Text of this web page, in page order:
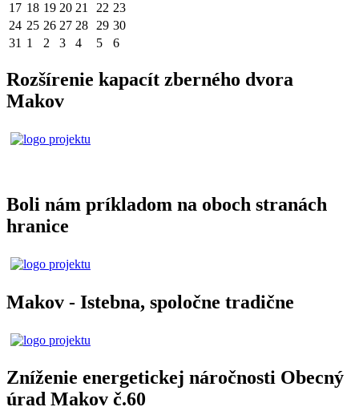
17 18 19 20 21 22 23
24 25 26 27 28 29 30
31 1 2 3 4 5 6
Rozšírenie kapacít zberného dvora
Makov
Boli nám príkladom na oboch stranách
hranice
Makov - Istebna, spoločne tradične
Zníženie energetickej náročnosti Obecný
úrad Makov č.60